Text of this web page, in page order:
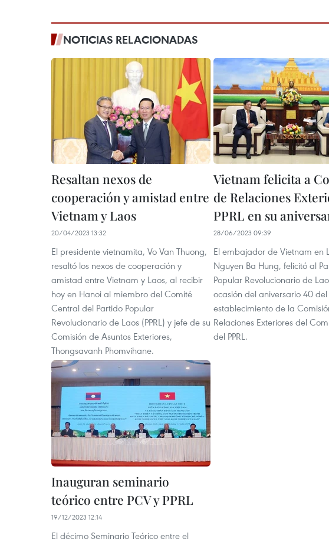
NOTICIAS RELACIONADAS
Resaltan nexos de
cooperación y amistad entre
Vietnam y Laos
20/04/2023 13:32
El presidente vietnamita, Vo Van Thuong,
resaltó los nexos de cooperación y
amistad entre Vietnam y Laos, al recibir
hoy en Hanoi al miembro del Comité
Central del Partido Popular
Revolucionario de Laos (PPRL) y jefe de su
Comisión de Asuntos Exteriores,
Thongsavanh Phomvihane.
Vietnam felicita a
de Relaciones
PPRL en su
28/06/2023 09:39
El embajador de Vietnam en
Nguyen Ba Hung, felicitó al
Popular Revolucionario de
ocasión del aniversario 40 del
establecimiento de la
Relaciones Exteriores del
del PPRL.
Inauguran seminario
teórico entre PCV y PPRL
19/12/2023 12:14
El décimo Seminario Teórico entre el